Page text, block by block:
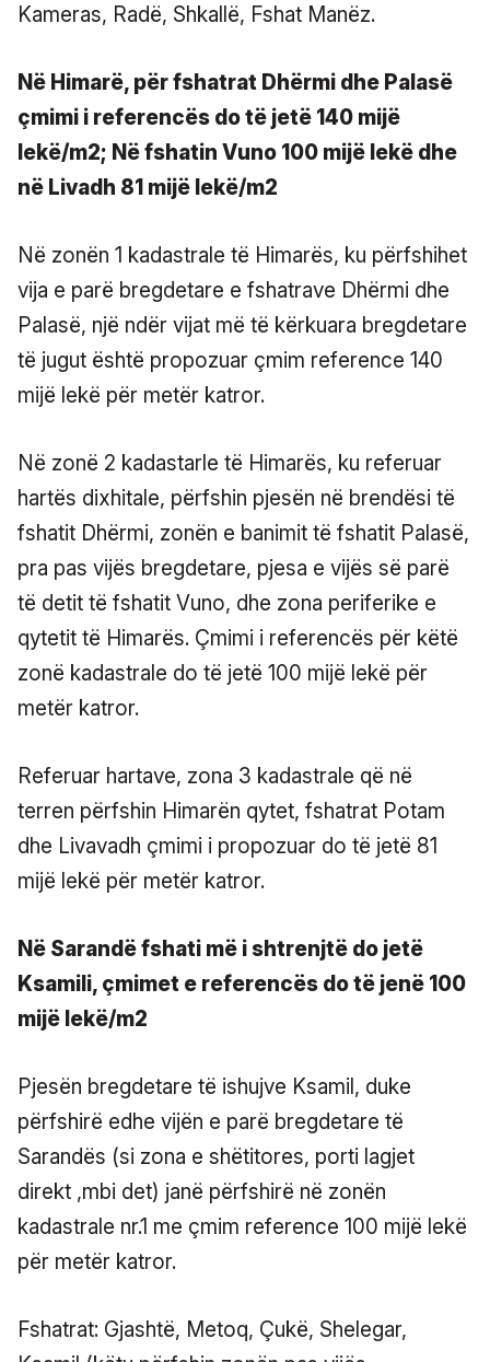
Kameras, Radë, Shkallë, Fshat Manëz.
Në Himarë, për fshatrat Dhërmi dhe Palasë
çmimi i referencës do të jetë 140 mijë
lekë/m2; Në fshatin Vuno 100 mijë lekë dhe
në Livadh 81 mijë lekë/m2
Në zonën 1 kadastrale të Himarës, ku përfshihet
vija e parë bregdetare e fshatrave Dhërmi dhe
Palasë, një ndër vijat më të kërkuara bregdetare
të jugut është propozuar çmim reference 140
mijë lekë për metër katror.
Në zonë 2 kadastarle të Himarës, ku referuar
hartës dixhitale, përfshin pjesën në brendësi të
fshatit Dhërmi, zonën e banimit të fshatit Palasë,
pra pas vijës bregdetare, pjesa e vijës së parë
të detit të fshatit Vuno, dhe zona periferike e
qytetit të Himarës. Çmimi i referencës për këtë
zonë kadastrale do të jetë 100 mijë lekë për
metër katror.
Referuar hartave, zona 3 kadastrale që në
terren përfshin Himarën qytet, fshatrat Potam
dhe Livavadh çmimi i propozuar do të jetë 81
mijë lekë për metër katror.
Në Sarandë fshati më i shtrenjtë do jetë
Ksamili, çmimet e referencës do të jenë 100
mijë lekë/m2
Pjesën bregdetare të ishujve Ksamil, duke
përfshirë edhe vijën e parë bregdetare të
Sarandës (si zona e shëtitores, porti lagjet
direkt ,mbi det) janë përfshirë në zonën
kadastrale nr.1 me çmim reference 100 mijë lekë
për metër katror.
Fshatrat: Gjashtë, Metoq, Çukë, Shelegar,